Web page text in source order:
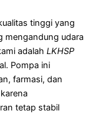
tinggi yang
mengandung udara
adalah LKHSP
Pompa ini
farmasi, dan
tetap stabil